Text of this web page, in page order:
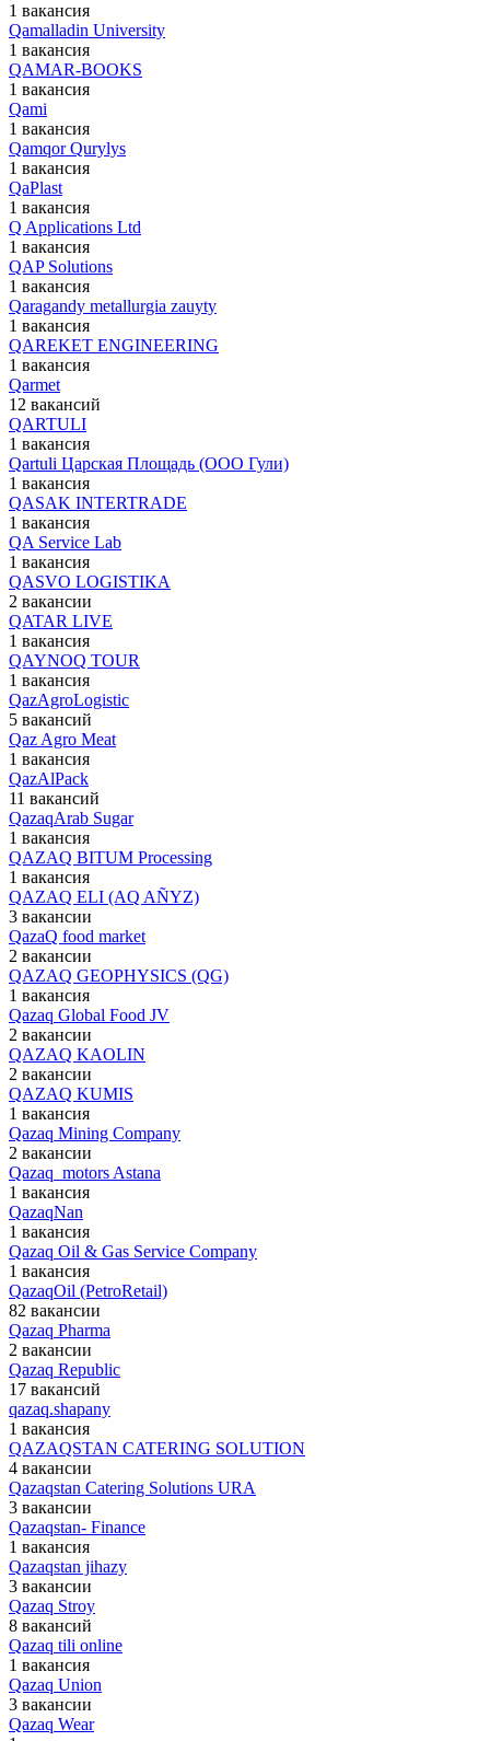
1 вакансия
Qamalladin University
1 вакансия
QAMAR-BOOKS
1 вакансия
Qami
1 вакансия
Qamqor Qurylys
1 вакансия
QaPlast
1 вакансия
Q Applications Ltd
1 вакансия
QAP Solutions
1 вакансия
Qaragandy metallurgia zauyty
1 вакансия
QAREKET ENGINEERING
1 вакансия
Qarmet
12 вакансий
QARTULI
1 вакансия
Qartuli Царская Площадь (ООО Гули)
1 вакансия
QASAK INTERTRADE
1 вакансия
QA Service Lab
1 вакансия
QASVO LOGISTIKA
2 вакансии
QATAR LIVE
1 вакансия
QAYNOQ TOUR
1 вакансия
QazAgroLogistic
5 вакансий
Qaz Agro Meat
1 вакансия
QazAlPack
11 вакансий
QazaqArab Sugar
1 вакансия
QAZAQ BITUM Processing
1 вакансия
QAZAQ ELI (AQ AÑYZ)
3 вакансии
QazaQ food market
2 вакансии
QAZAQ GEOPHYSICS (QG)
1 вакансия
Qazaq Global Food JV
2 вакансии
QAZAQ KAOLIN
2 вакансии
QAZAQ KUMIS
1 вакансия
Qazaq Mining Company
2 вакансии
Qazaq_motors Astana
1 вакансия
QazaqNan
1 вакансия
Qazaq Oil & Gas Service Company
1 вакансия
QazaqOil (PetroRetail)
82 вакансии
Qazaq Pharma
2 вакансии
Qazaq Republic
17 вакансий
qazaq.shapany
1 вакансия
QAZAQSTAN CATERING SOLUTION
4 вакансии
Qazaqstan Catering Solutions URA
3 вакансии
Qazaqstan- Finance
1 вакансия
Qazaqstan jihazy
3 вакансии
Qazaq Stroy
8 вакансий
Qazaq tili online
1 вакансия
Qazaq Union
3 вакансии
Qazaq Wear